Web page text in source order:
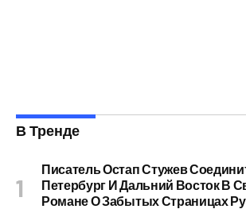
В Тренде
Писатель Остап Стужев
Петербург И Дальний Восток В
Романе О Забытых Страницах